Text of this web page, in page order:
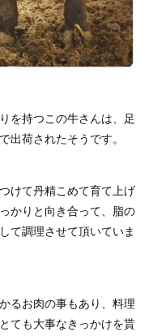
を持つこの牛さんは、足
出荷されたそうです。
けて丹精こめて育て上げ
かりと向き合って、脂の
て調理させて頂いていま
るお肉の事もあり、料理
ても大事なきっかけを貰